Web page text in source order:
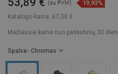
Katalogo kaina: 67,30 €
(su PVM) 19,93%
Mažiausia kaina nuo paskutinių 30
Spalva - Chromas